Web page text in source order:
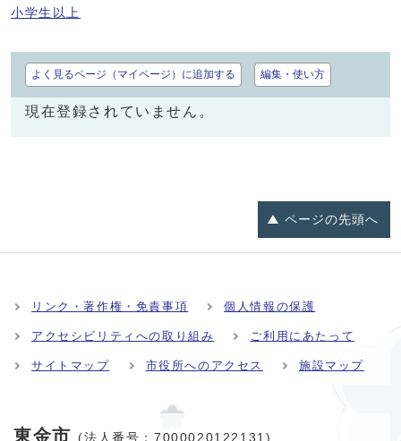
小学生以上
よく見るページ（マイページ）に追加する 編集・使い方
現在登録されていません。
ページの先頭へ
リンク・著作権・免責事項 個人情報の保護
アクセシビリティへの取り組み ご利用にあたって
サイトマップ 市役所へのアクセス 施設マップ
東金市 (法人番号：7000020122131)